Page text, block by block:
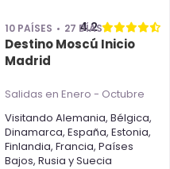
10 PAÍSES 27 DÍAS
4.2
Destino Moscú Inicio
Madrid
Salidas en Enero - Octubre
Visitando Alemania, Bélgica,
Dinamarca, España, Estonia,
Finlandia, Francia, Países
Bajos, Rusia ySuecia